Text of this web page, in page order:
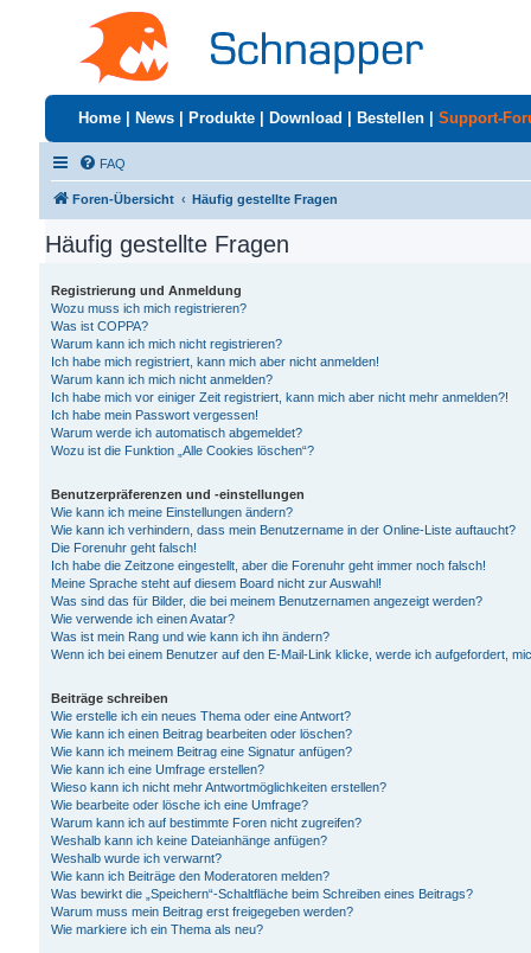
Home News Produkte Download Bestellen Support-
FAQ
Foren-Übersicht Häufig gestellte Fragen
Häufig gestellte Fragen
Registrierung und Anmeldung
Wozu muss ich mich registrieren?
Was ist COPPA?
Warum kann ich mich nicht registrieren?
Ich habe mich registriert, kann mich aber nicht anmelden!
Warum kann ich mich nicht anmelden?
Ich habe mich vor einiger Zeit registriert, kann mich aber nicht mehr anmelden?!
Ich habe mein Passwort vergessen!
Warum werde ich automatisch abgemeldet?
Wozu ist die Funktion „Alle Cookies löschen“?
Benutzerpräferenzen und -einstellungen
Wie kann ich meine Einstellungen ändern?
Wie kann ich verhindern, dass mein Benutzername in der Online-Liste auftaucht?
Die Forenuhr geht falsch!
Ich habe die Zeitzone eingestellt, aber die Forenuhr geht immer noch falsch!
Meine Sprache steht auf diesem Board nicht zur Auswahl!
Was sind das für Bilder, die bei meinem Benutzernamen angezeigt werden?
Wie verwende ich einen Avatar?
Was ist mein Rang und wie kann ich ihn ändern?
Wenn ich bei einem Benutzer auf den E-Mail-Link klicke, werde ich aufgefordert,
Beiträge schreiben
Wie erstelle ich ein neues Thema oder eine Antwort?
Wie kann ich einen Beitrag bearbeiten oder löschen?
Wie kann ich meinem Beitrag eine Signatur anfügen?
Wie kann ich eine Umfrage erstellen?
Wieso kann ich nicht mehr Antwortmöglichkeiten erstellen?
Wie bearbeite oder lösche ich eine Umfrage?
Warum kann ich auf bestimmte Foren nicht zugreifen?
Weshalb kann ich keine Dateianhänge anfügen?
Weshalb wurde ich verwarnt?
Wie kann ich Beiträge den Moderatoren melden?
Was bewirkt die „Speichern“-Schaltfläche beim Schreiben eines Beitrags?
Warum muss mein Beitrag erst freigegeben werden?
Wie markiere ich ein Thema als neu?